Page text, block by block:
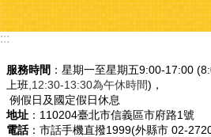
:::
服務時間 ：星期一至星期五9:00-17:00
上班 ,12:30-13:30為午休時間)，
例假日及國定假日休息
地址 ：110204臺北市信義區市府路1號
電話：市話手機直撥1999(外縣市 02-